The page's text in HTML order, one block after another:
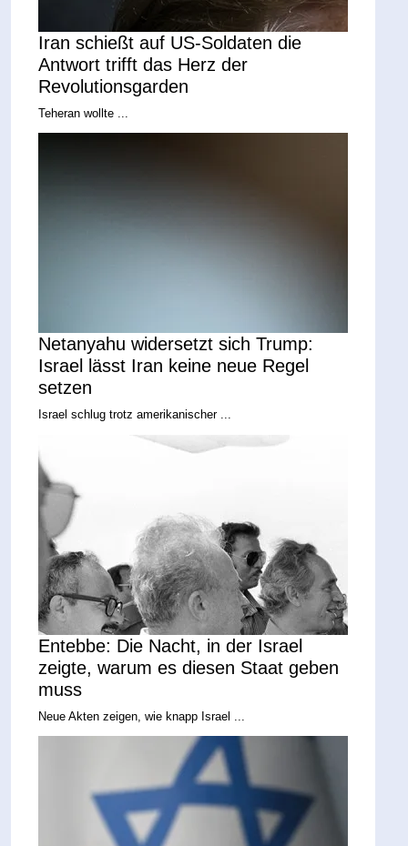
Iran schießt auf US-Soldaten die
Antwort trifft das Herz der
Revolutionsgarden
Teheran wollte ...
Netanyahu widersetzt sich Trump:
Israel lässt Iran keine neue Regel
setzen
Israel schlug trotz amerikanischer ...
Entebbe: Die Nacht, in der Israel
zeigte, warum es diesen Staat geben
muss
Neue Akten zeigen, wie knapp Israel ...